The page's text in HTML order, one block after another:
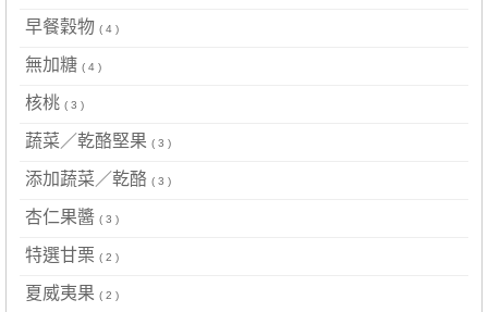
早餐穀物 ( 4 )
無加糖 ( 4 )
核桃 ( 3 )
蔬菜／乾酪堅果 ( 3 )
添加蔬菜／乾酪 ( 3 )
杏仁果醬 ( 3 )
特選甘栗 ( 2 )
夏威夷果 ( 2 )